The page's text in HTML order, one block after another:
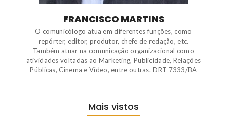
FRANCISCO MARTINS
O comunicólogo atua em diferentes funções, como
repórter, editor, produtor, chefe de redação, etc.
Também atuar na comunicação organizacional como
atividades voltadas ao Marketing, Publicidade, Relações
Públicas, Cinema e Vídeo, entre outras. DRT 7333/BA
Mais vistos